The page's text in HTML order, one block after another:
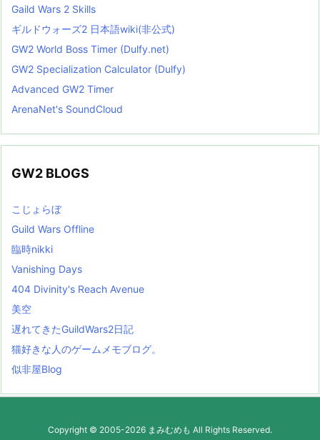
Gaild Wars 2 Skills
ギルドウォーズ2 日本語wiki(非公式)
GW2 World Boss Timer (Dulfy.net)
GW2 Specialization Calculator (Dulfy)
Advanced GW2 Timer
ArenaNet's SoundCloud
GW2 BLOGS
こじょらぼ
Guild Wars Offline
臨時nikki
Vanishing Days
404 Divinity's Reach Avenue
美空
遅れてきたGuildWars2日記
猫好きな人のゲームメモブログ。
似非屋Blog
Copyright © 2005-2026 まみむめも All Rights Reserved.